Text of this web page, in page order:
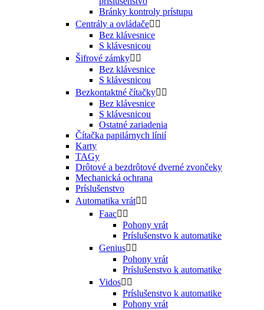
Bránky kontroly prístupu
Centrály a ovládače 
Bez klávesnice
S klávesnicou
Šifrové zámky 
Bez klávesnice
S klávesnicou
Bezkontaktné čítačky 
Bez klávesnice
S klávesnicou
Ostatné zariadenia
Čítačka papilárnych línií
Karty
TAGy
Drôtové a bezdrôtové dverné zvončeky
Mechanická ochrana
Príslušenstvo
Automatika vrát 
Faac 
Pohony vrát
Príslušenstvo k automatike
Genius 
Pohony vrát
Príslušenstvo k automatike
Vidos 
Príslušenstvo k automatike
Pohony vrát